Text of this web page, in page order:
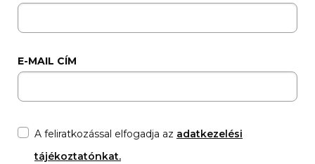
E-MAIL CÍM
A feliratkozással elfogadja az adatkezelési
tájékoztatónkat.